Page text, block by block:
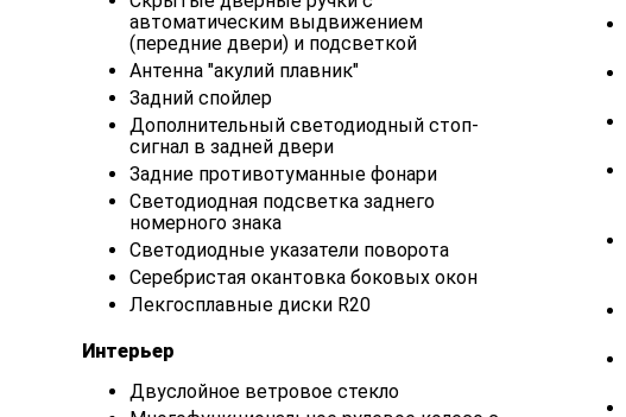
автоматическим выдвижением
(передние двери) и подсветкой
Антенна "акулий плавник"
Задний спойлер
Дополнительный светодиодный стоп-
сигнал в задней двери
Задние противотуманные фонари
Светодиодная подсветка заднего
номерного знака
Светодиодные указатели поворота
Серебристая окантовка боковых окон
Лекгосплавные диски R20
Интерьер
Двуслойное ветровое стекло